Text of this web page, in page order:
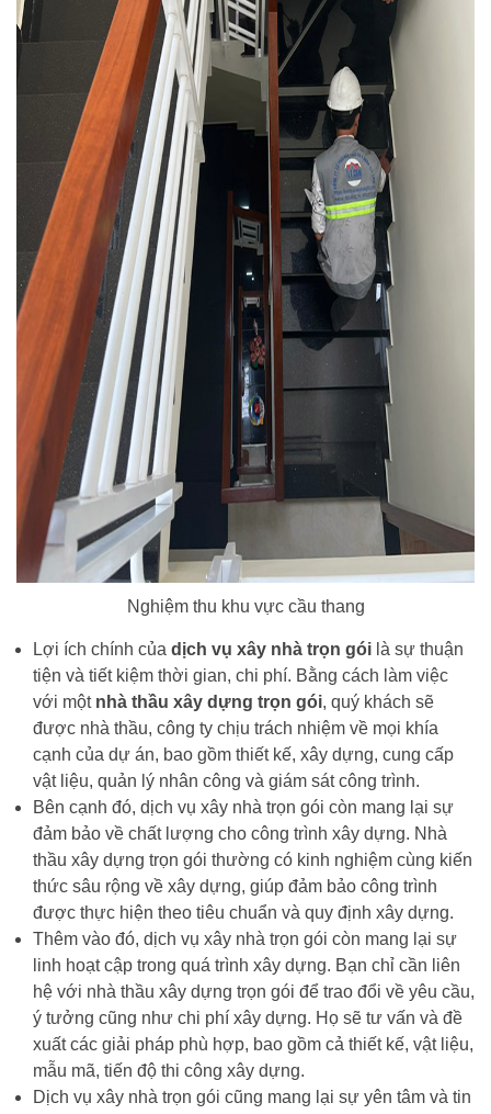
Nghiệm thu khu vực cầu thang
Lợi ích chính của dịch vụ xây nhà trọn gói là sự thuận
tiện và tiết kiệm thời gian, chi phí. Bằng cách làm việc
với một nhà thầu xây dựng trọn gói, quý khách sẽ
được nhà thầu, công ty chịu trách nhiệm về mọi khía
cạnh của dự án, bao gồm thiết kế, xây dựng, cung cấp
vật liệu, quản lý nhân công và giám sát công trình.
Bên cạnh đó, dịch vụ xây nhà trọn gói còn mang lại sự
đảm bảo về chất lượng cho công trình xây dựng. Nhà
thầu xây dựng trọn gói thường có kinh nghiệm cùng kiến
thức sâu rộng về xây dựng, giúp đảm bảo công trình
được thực hiện theo tiêu chuẩn và quy định xây dựng.
Thêm vào đó, dịch vụ xây nhà trọn gói còn mang lại sự
linh hoạt cập trong quá trình xây dựng. Bạn chỉ cần liên
hệ với nhà thầu xây dựng trọn gói để trao đổi về yêu cầu,
ý tưởng cũng như chi phí xây dựng. Họ sẽ tư vấn và đề
xuất các giải pháp phù hợp, bao gồm cả thiết kế, vật liệu,
mẫu mã, tiến độ thi công xây dựng.
Dịch vụ xây nhà trọn gói cũng mang lại sự yên tâm và tin